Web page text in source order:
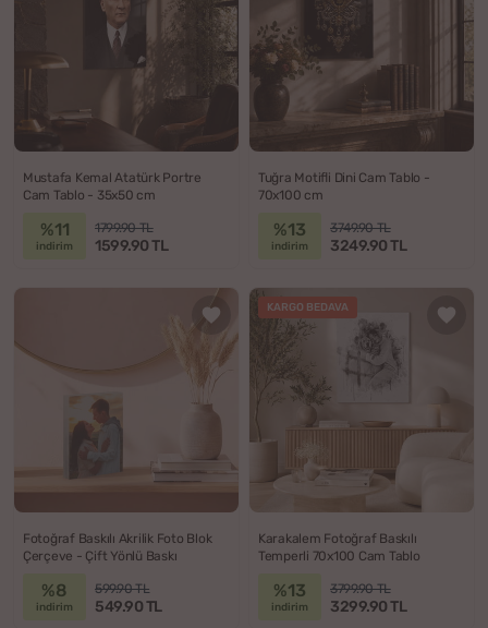
Mustafa Kemal Atatürk Portre
Cam Tablo - 35x50 cm
%11
indirim
1799.90 TL
1599.90 TL
Tuğra Motifli Dini Cam Tablo -
70x100 cm
%13
indirim
3749.90 TL
3249.90 TL
Fotoğraf Baskılı Akrilik Foto Blok
Çerçeve - Çift Yönlü Baskı
%8
indirim
599.90 TL
549.90 TL
KARGO BEDAVA
Karakalem Fotoğraf Baskılı
Temperli 70x100 Cam Tablo
%13
indirim
3799.90 TL
3299.90 TL